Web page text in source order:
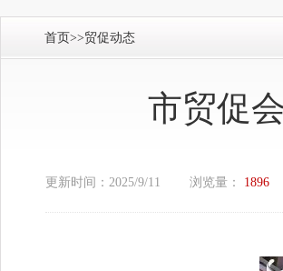
首页>>贸促动态
市贸促
更新时间：2025/9/11 浏览量： 1896